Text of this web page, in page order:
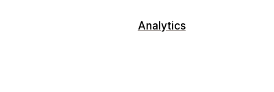
Analytics